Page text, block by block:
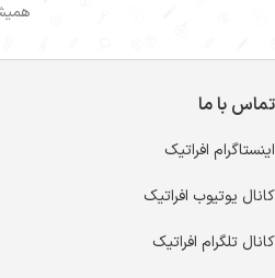
تماس با ما
اینستاگرام افراتیک
کانال یوتیوب افراتیک
کانال تلگرام افراتیک